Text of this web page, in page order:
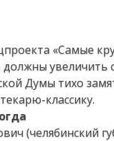
«Самые
увеличить
Думы тихо
классику.
(челябинский